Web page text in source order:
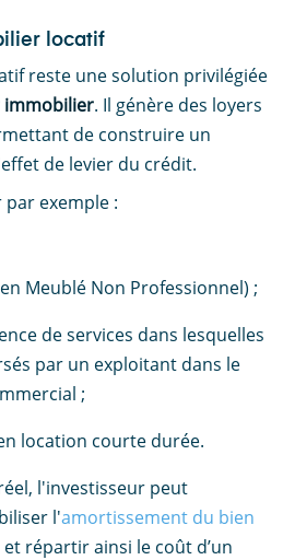
locatif
reste une solution privilégiée
immobilier. Il génère des loyers
de construire un
de levier du crédit.
exemple :
Meublé Non Professionnel) ;
de services dans lesquelles
par un exploitant dans le
;
location courte durée.
l'investisseur peut
l'amortissement du bien
et répartir ainsi le coût d’un